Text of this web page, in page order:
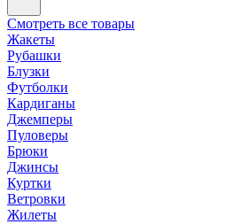
Смотреть все товары
Жакеты
Рубашки
Блузки
Футболки
Кардиганы
Джемперы
Пуловеры
Брюки
Джинсы
Куртки
Ветровки
Жилеты